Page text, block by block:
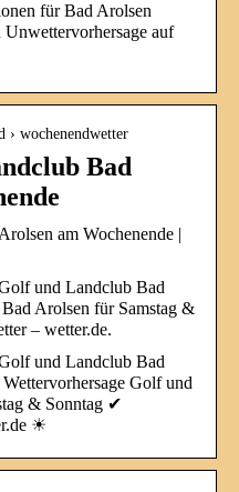
für Bad Arolsen
auf
› wochenendwetter
Bad
am Wochenende |
und Landclub Bad
Arolsen für Samstag &
– wetter.de.
und Landclub Bad
Golf und
& Sonntag ✔
☀